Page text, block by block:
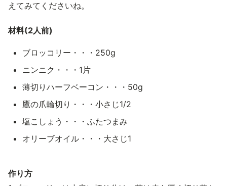
えてみてくださいね。
材料(2人前)
ブロッコリー・・・250g
ニンニク・・・1片
薄切りハーフベーコン・・・50g
鷹の爪輪切り・・・小さじ1/2
塩こしょう・・・ふたつまみ
オリーブオイル・・・大さじ1
作り方